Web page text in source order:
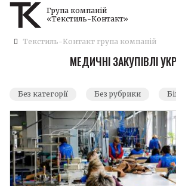
Група компаній
«Текстиль-Контакт»
Текстиль-Контакт група компаній
МЕДИЧНІ ЗАКУПІВЛІ
Без категорії Без рубрики